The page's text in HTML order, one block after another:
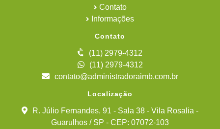
Contato
Informações
Contato
(11) 2979-4312
(11) 2979-4312
contato@administradoraimb.com.br
Localização
R. Júlio Fernandes, 91 - Sala 38 - Vila Rosalia -
Guarulhos / SP - CEP: 07072-103